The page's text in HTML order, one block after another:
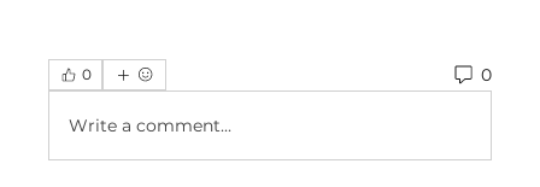
0 0
Write a comment...